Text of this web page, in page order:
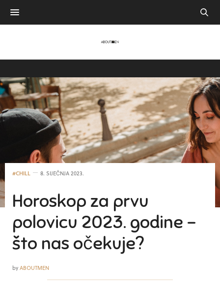
#CHILL 8. SIJEČNJA 2023.
Horoskop za prvu
polovicu 2023. godine –
što nas očekuje?
byABOUTMEN